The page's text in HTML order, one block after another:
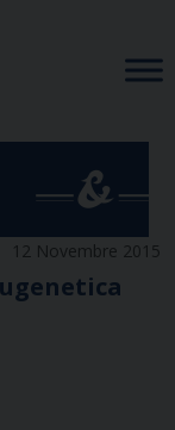
12 Novembre 2015